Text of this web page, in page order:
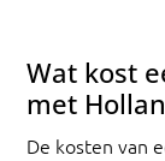
Wat kost
met
De kosten van